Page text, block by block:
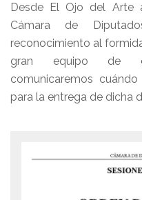
Desde El Ojo del Arte
Cámara de
reconocimiento al
gran equipo de
comunicaremos
para la entrega de dicha